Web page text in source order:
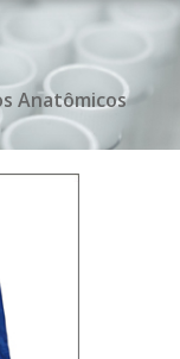
Anatômicos